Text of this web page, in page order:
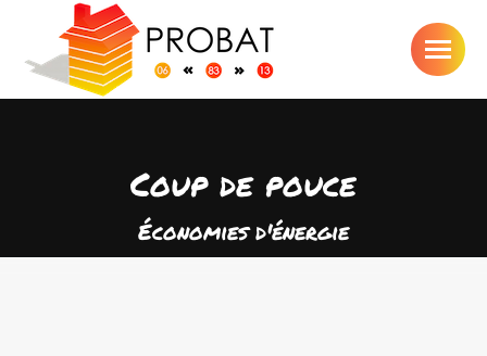
Coup de pouce
Économies d'énergie
Vous êtes ici :